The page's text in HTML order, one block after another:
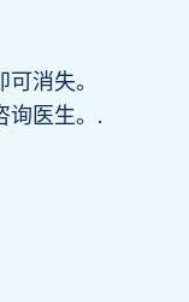
消失。
询医生。.